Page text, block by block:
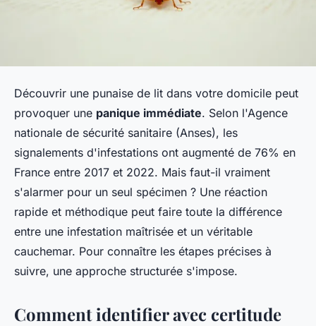
Découvrir une punaise de lit dans votre domicile peut
provoquer une panique immédiate. Selon l'Agence
nationale de sécurité sanitaire (Anses), les
signalements d'infestations ont augmenté de 76% en
France entre 2017 et 2022. Mais faut-il vraiment
s'alarmer pour un seul spécimen ? Une réaction
rapide et méthodique peut faire toute la différence
entre une infestation maîtrisée et un véritable
cauchemar. Pour connaître les étapes précises à
suivre, une approche structurée s'impose.
Comment identifier avec certitude